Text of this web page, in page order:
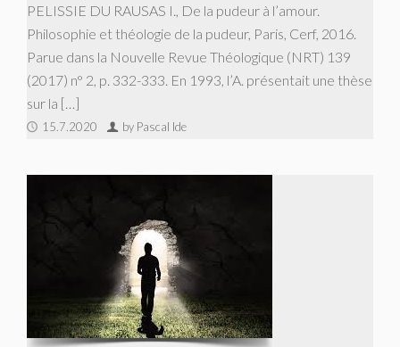
PELISSIE DU RAUSAS I., De la pudeur à l’amour.
Philosophie et théologie de la pudeur, Paris, Cerf, 2016.
Parue dans la Nouvelle Revue Théologique (NRT) 139
(2017) n° 2, p. 332-333. En 1993, l’A. présentait une thèse
sur la […]
15.7.2020 by Pascal Ide